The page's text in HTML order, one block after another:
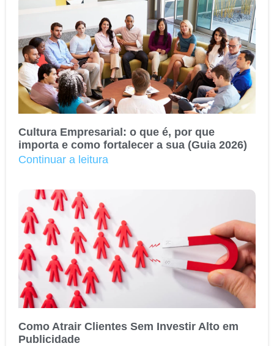
Cultura Empresarial: o que é, por que
importa e como fortalecer a sua (Guia 2026)
Continuar a leitura
Como Atrair Clientes Sem Investir Alto em
Publicidade